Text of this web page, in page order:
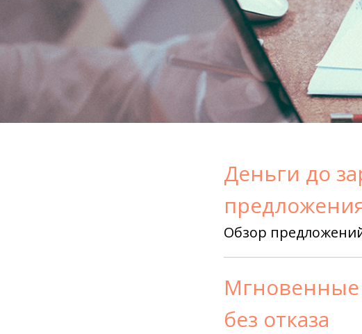
Деньги до
Обзор
Мгновенные
без отказа